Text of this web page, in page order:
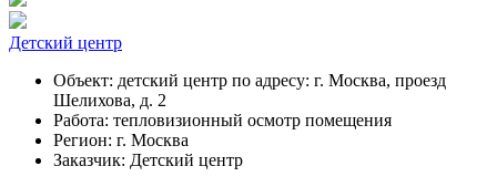
Детский центр
Объект: детский центр по адресу: г. Москва, проезд
Шелихова, д. 2
Работа: тепловизионный осмотр помещения
Регион: г. Москва
Заказчик: Детский центр